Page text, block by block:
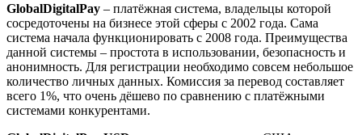
GlobalDigitalPay – платёжная система, владельцы которой
сосредоточены на бизнесе этой сферы с 2002 года. Сама
система начала функционировать с 2008 года. Преимущества
данной системы – простота в использовании, безопасность и
анонимность. Для регистрации необходимо совсем небольшое
количество личных данных. Комиссия за перевод составляет
всего 1%, что очень дёшево по сравнению с платёжными
системами конкурентами.